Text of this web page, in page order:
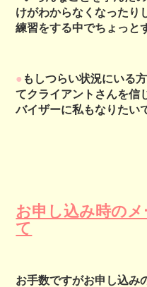
けがわからなくなったり
練習をする中でちょっと
● もしつらい状況にいる
てクライアントさんを信
バイザーに私もなりたい
お申し込み時の
て
お手数ですがお申し込み